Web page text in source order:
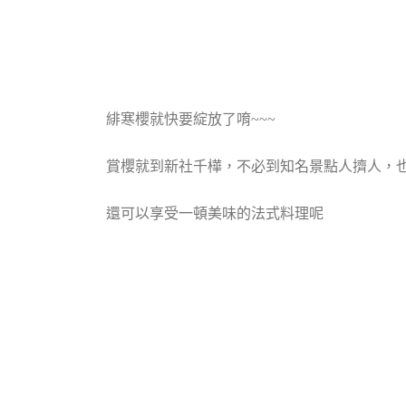
緋寒櫻就快要綻放了唷~~~
賞櫻就到新社千樺，不必到知名景點人擠人，
還可以享受一頓美味的法式料理呢